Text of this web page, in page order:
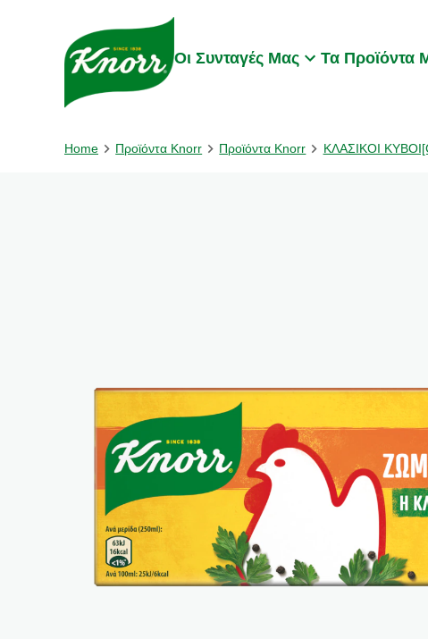
Skip to:
Οι Συνταγές Μας Τα Προϊόντα
Home Προϊόντα Knorr Προϊόντα Knorr ΚΛΑΣΙΚΟΙ